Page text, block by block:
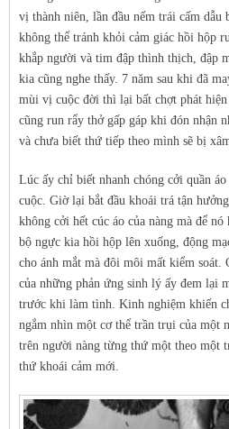
vị thành niên, lần đầu nếm trái cấm dẫu
không thể tránh khỏi cảm giác hồi hộp
khắp người và tim đập thình thịch, đập
kia cũng nghe thấy. 7 năm sau khi đã
mùi vị cuộc đời thì lại bất chợt phát
cũng run rẩy thở gấp gáp khi đón nhận
và chưa biết thứ tiếp theo mình sẽ bị
Lúc ấy chỉ biết nhanh chóng cởi quần
cuộc. Giờ lại bắt đầu khoái trá tận
không cởi hết cúc áo của nàng mà để
bộ ngực kia hồi hộp lên xuống, động
cho ánh mắt mà đôi môi mất kiểm soát.
của những phản ứng sinh lý ấy đem lại
trước khi làm tình. Kinh nghiệm khiến
ngắm nhìn một cơ thể trần trụi của một
trên người nàng từng thứ một theo một
thứ khoái cảm mới.